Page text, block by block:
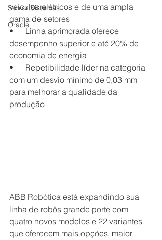
Senior Sistemas
Oracle
veículos elétricos e de uma ampla
gama de setores
•      Linha aprimorada oferece
desempenho superior e até 20% de
economia de energia
•      Repetibilidade líder na categoria
com um desvio mínimo de 0,03 mm
para melhorar a qualidade da
produção
ABB Robótica está expandindo sua
linha de robôs grande porte com
quatro novos modelos e 22 variantes
que oferecem mais opções, maior